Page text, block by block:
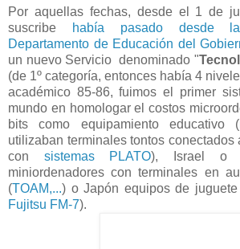
Por aquellas fechas, desde el 1 de
suscribe
había pasado desde
Departamento de Educación del
un nuevo Servicio denominado "
(de 1º categoría, entonces había 4
académico 85-86, fuimos el primer
mundo en homologar el costos
bits como equipamiento educativo
utilizaban terminales tontos conectados
con sistemas PLATO), Israel o
miniordenadores con terminales en
(TOAM,...) o Japón equipos de
Fujitsu FM-7).